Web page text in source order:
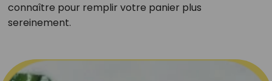
connaître pour remplir votre panier plus
sereinement.